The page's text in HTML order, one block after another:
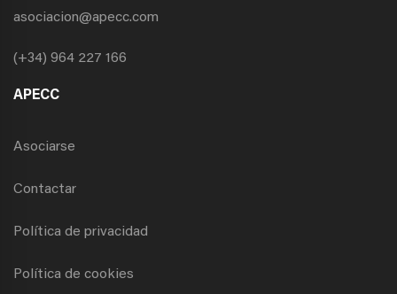
asociacion@apecc.com
(+34) 964 227 166
APECC
Asociarse
Contactar
Política de privacidad
Política de cookies